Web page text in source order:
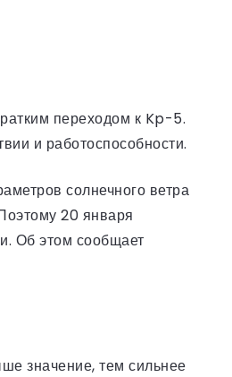
переходом к Kp-5.
и работоспособности.
солнечного ветра
20 января
Об этом сообщает
значение, тем сильнее